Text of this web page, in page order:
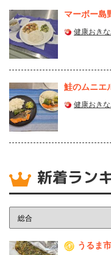
マーボー島
健康おき
鮭のムニエ
健康おき
新着ラン
1 うるま